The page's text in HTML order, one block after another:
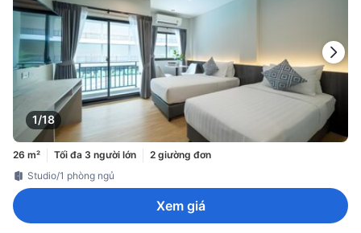
1/18
26 m² Tối đa 3 người lớn
2 giường đơn
Studio/1 phòng ngủ
Xem giá